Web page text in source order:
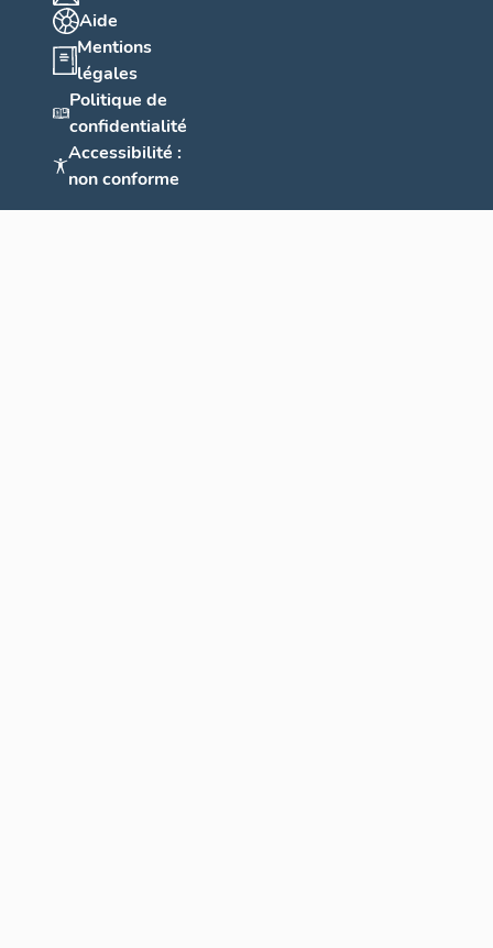
Aide
Mentions
légales
Politique de
confidentialité
Accessibilité :
non conforme